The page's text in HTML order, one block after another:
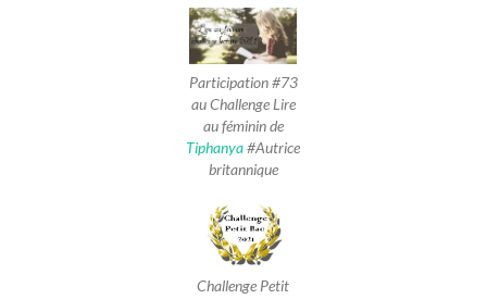
Participation #73
au Challenge Lire
au féminin de
Tiphanya#Autrice
britannique
Challenge Petit